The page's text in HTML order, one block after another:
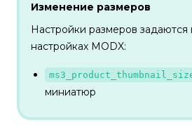
Изменение размеров
Настройки размеров задаются
настройках MODX:
миниатюр